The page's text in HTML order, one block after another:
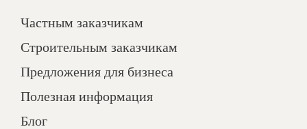
Частным заказчикам
Строительным заказчикам
Предложения для бизнеса
Полезная информация
Блог